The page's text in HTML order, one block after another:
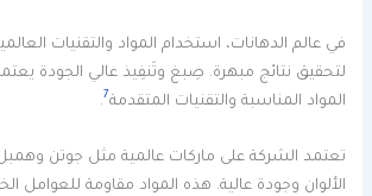
في عالم الدهانات، استخدام المواد والتقنيات
لتحقيق نتائج مبهرة. صِبغ وتَنفِيذ عالي الجودة
المواد المناسبة والتقنيات المتقدمة7
.
تعتمد الشركة على ماركات عالمية مثل جوتن
الألوان وجودة عالية. هذه المواد مقاومة للعوامل